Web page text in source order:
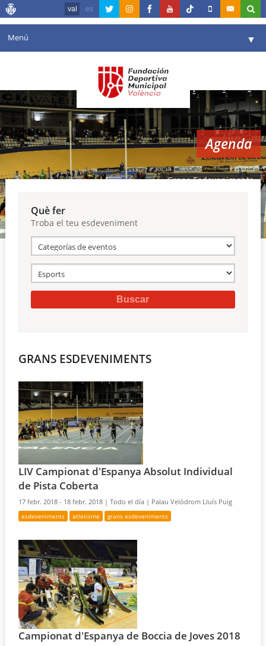
val es
Menú ▼
Agenda
Instal·lacions
Comunicació ▼
València en esport ▼
Reserves
Agenda
Grans Esdeveniments
Què fer
Troba el teu esdeveniment
GRANS ESDEVENIMENTS
LIV Campionat d'Espanya Absolut Individual
de Pista Coberta
17 febr. 2018 - 18 febr. 2018 |Todo el día | Palau Velòdrom Lluís Puig
esdeveniments atletisme grans esdeveniments
Campionat d'Espanya de Boccia de Joves 2018